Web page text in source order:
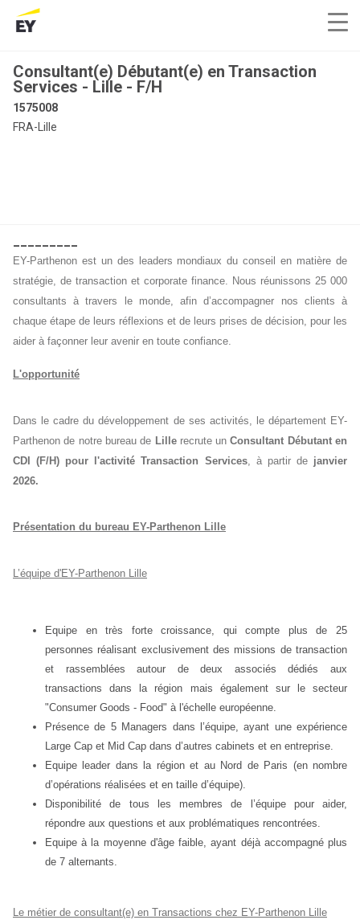
Consultant(e) Débutant(e) en Transaction
Services - Lille - F/H
1575008
FRA-Lille
EY-Parthenon est un des leaders mondiaux du conseil en matière de
stratégie, de transaction et corporate finance. Nous réunissons 25 000
consultants à travers le monde, afin d’accompagner nos clients à
chaque étape de leurs réflexions et de leurs prises de décision, pour les
aider à façonner leur avenir en toute confiance.
L'opportunité
Dans le cadre du développement de ses activités, le département EY-
Parthenon de notre bureau de Lille recrute unConsultant Débutant en
CDI (F/H) pour l'activité Transaction Services, à partir dejanvier
2026.
Présentation du bureau EY-Parthenon Lille
L’équipe d'EY-Parthenon Lille
Equipe en très forte croissance, qui compte plus de 25
personnes réalisant exclusivement des missions de transaction
et rassemblées autour de deux associés dédiés aux
transactions dans la région mais également sur le secteur
"Consumer Goods - Food" à l'échelle européenne.
Présence de 5 Managers dans l’équipe, ayant une expérience
Large Cap et Mid Cap dans d’autres cabinets et en entreprise.
Equipe leader dans la région et au Nord de Paris (en nombre
d’opérations réalisées et en taille d’équipe).
Disponibilité de tous les membres de l’équipe pour aider,
répondre aux questions et aux problématiques rencontrées.
Equipe à la moyenne d'âge faible, ayant déjà accompagné plus
de 7 alternants.
Le métier de consultant(e) en Transactions chez EY-Parthenon Lille